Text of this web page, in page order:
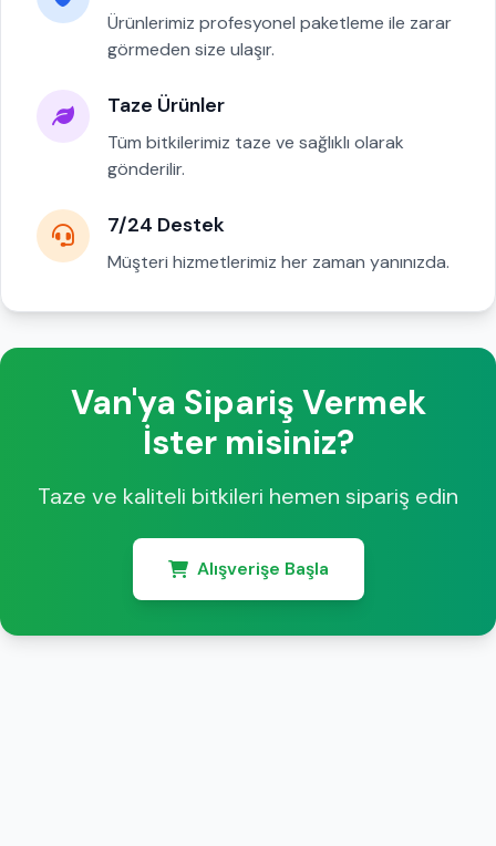
Ürünlerimiz profesyonel paketleme ile zarar
görmeden size ulaşır.
Taze Ürünler
Tüm bitkilerimiz taze ve sağlıklı olarak
gönderilir.
7/24 Destek
Müşteri hizmetlerimiz her zaman yanınızda.
Van'ya Sipariş Vermek
İster misiniz?
Taze ve kaliteli bitkileri hemen sipariş edin
Alışverişe Başla